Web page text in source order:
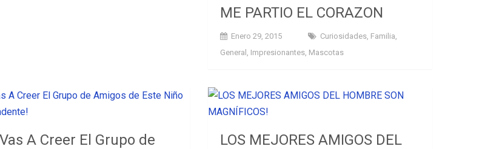
ME PARTIO EL CORAZON
Enero 29, 2015 Curiosidades Familia
General Impresionantes Mascotas
A Creer El Grupo de
LOS MEJORES AMIGOS DEL